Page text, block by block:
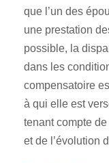
que l’un des
une prestation
possible, la
dans les
compensatoire
à qui elle est
tenant compte
et de l’évolution